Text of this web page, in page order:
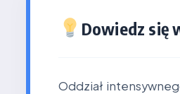
Dowiedz się
Oddział